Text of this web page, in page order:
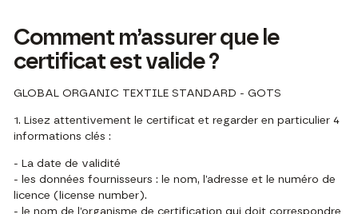
Comment m’assurer que le
certificat est valide ?
GLOBAL ORGANIC TEXTILE STANDARD - GOTS
1. Lisez attentivement le certificat et regarder en particulier 4
informations clés :
- La date de validité
- les données fournisseurs : le nom, l’adresse et le numéro de
licence (license number).
- le nom de l’organisme de certification qui doit correspondre